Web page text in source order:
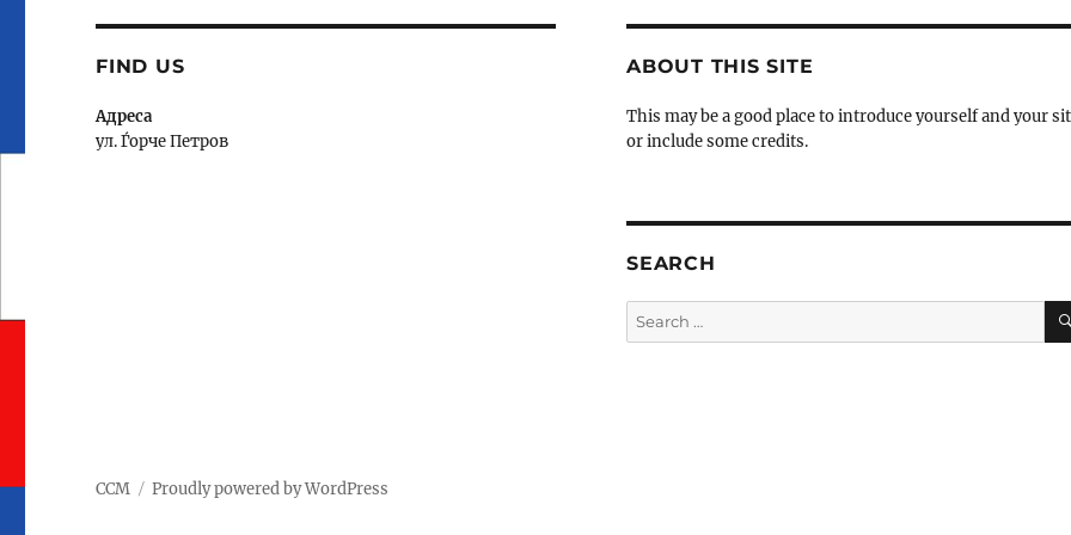
FIND US
Адреса
ул. Ѓорче Петров
ABOUT THIS SITE
This may be a good place to introduce yourself and your
or include some credits.
SEARCH
Search
for:
ССМ Proudly powered by WordPress